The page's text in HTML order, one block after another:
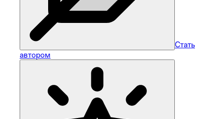
Стать
автором